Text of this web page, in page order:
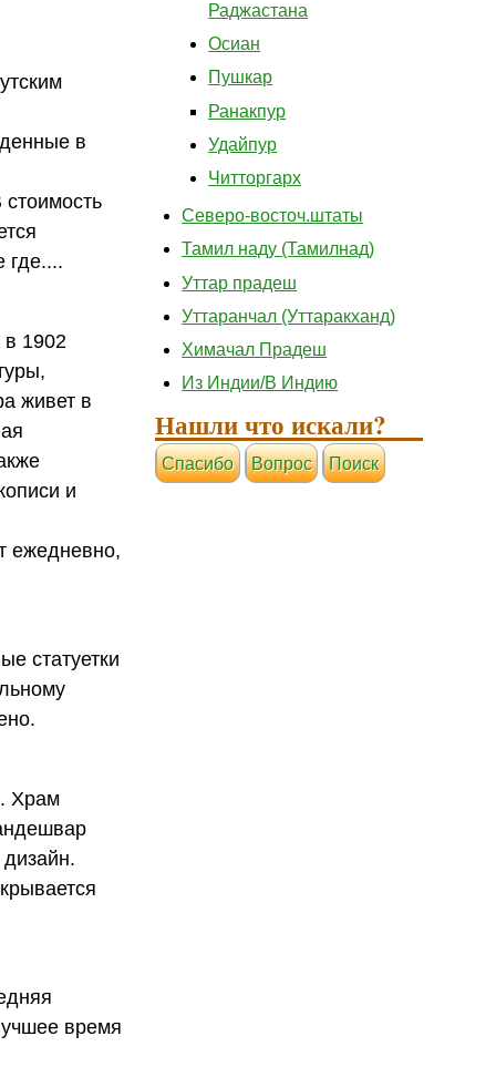
в
где....
в 1902
живет в
и
ежедневно,
статуетки
Храм
время
Раджастана
Осиан
Пушкар
Ранакпур
Удайпур
Читторгарх
Северо-восточ.штаты
Тамил наду (Тамилнад)
Уттар прадеш
Уттаранчал (Уттаракханд)
Химачал Прадеш
Из Индии/В Индию
Нашли что искали?
Cпасибо Вопрос Поиск